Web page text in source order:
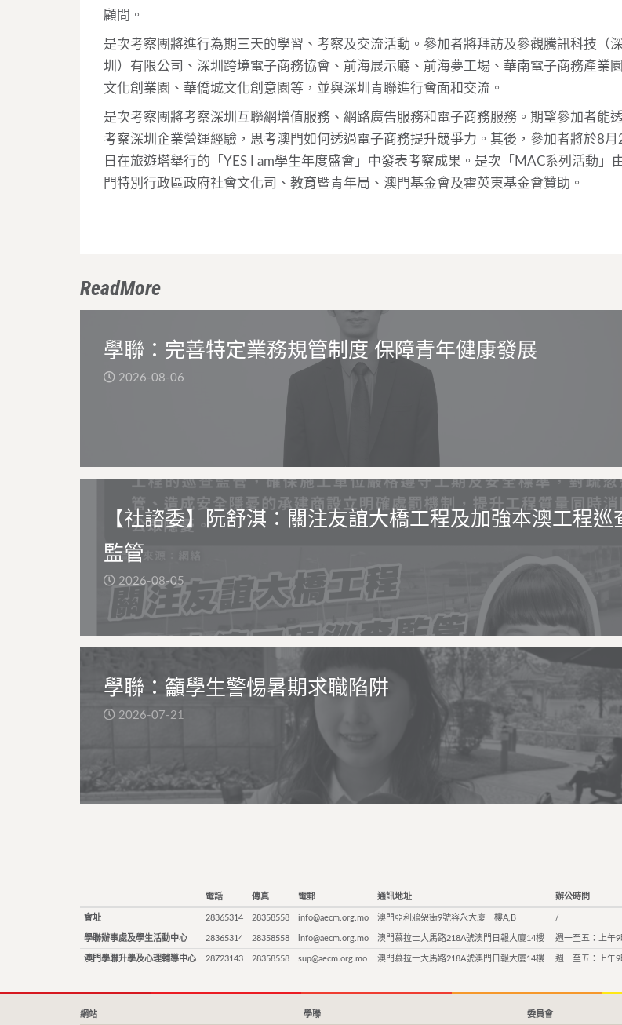
顧問。
是次考察團將進行為期三天的學習、考察及交流活動。參加者將拜訪及參觀騰訊科技（深
圳）有限公司、深圳跨境電子商務協會、前海展示廳、前海夢工場、華南電子商務產業園
文化創業園、華僑城文化創意園等，並與深圳青聯進行會面和交流。
是次考察團將考察深圳互聯網增值服務、網路廣告服務和電子商務服務。期望參加者能
考察深圳企業營運經驗，思考澳門如何透過電子商務提升競爭力。其後，參加者將於8月
日在旅遊塔舉行的「YES I am學生年度盛會」中發表考察成果。是次「MAC系列活動」
門特別行政區政府社會文化司、教育暨青年局、澳門基金會及霍英東基金會贊助。
ReadMore
學聯：完善特定業務規管制度 保障青年健康發展
2026-08-06
【社諮委】阮舒淇：關注友誼大橋工程及加強本澳工程巡
監管
2026-08-05
學聯：籲學生警惕暑期求職陷阱
2026-07-21
電話 傳真 電郵 通訊地址 辦公時間
會址 28365314 28358558 info@aecm.org.mo 澳門亞利鴉架街9號容永大廈一樓A,B /
學聯辦事處及學生活動中心 28365314 28358558 info@aecm.org.mo 澳門慕拉士大馬路218A號澳門日報大廈14樓 週一至五：上午
澳門學聯升學及心理輔導中心 28723143 28358558 sup@aecm.org.mo 澳門慕拉士大馬路218A號澳門日報大廈14樓 週一至五：上午
網站 學聯 委員會